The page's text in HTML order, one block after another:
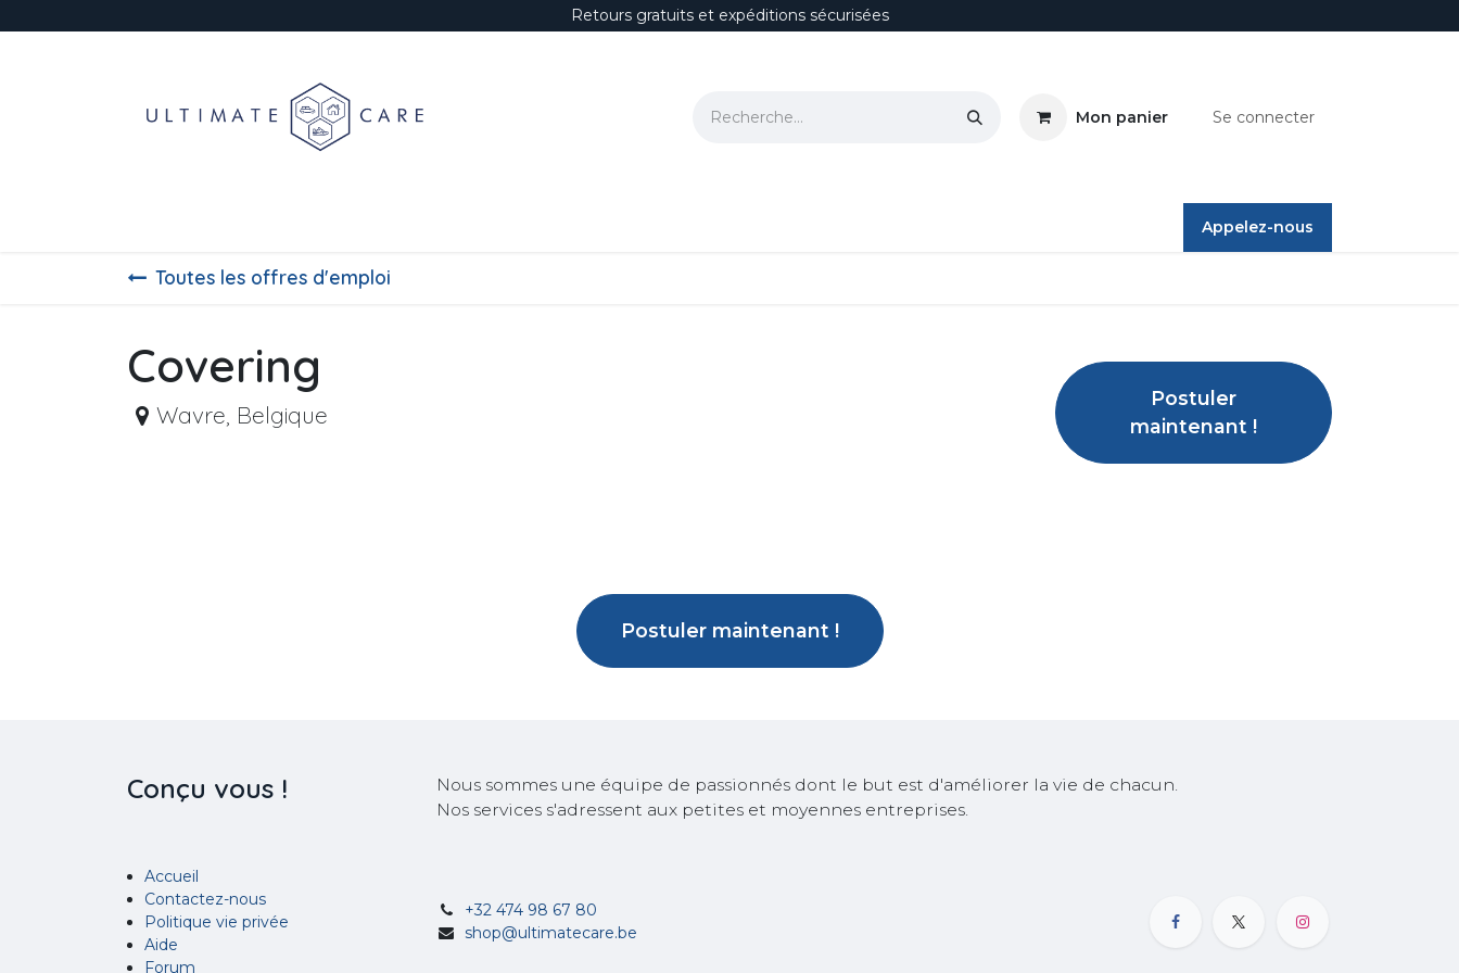
Retours gratuits et expéditions sécurisées
Mon panier Se connecter
Appelez-nous
Toutes les offres d'emploi
Covering
Wavre Belgique
Postuler
maintenant !
Postuler maintenant !
Conçu vous !
Nous sommes une équipe de passionnés dont le but est d'améliorer la vie de chacun.
Nos services s'adressent aux petites et moyennes entreprises.
Accueil
Contactez-nous
Politique vie privée
Aide
Forum
+32 474 98 67 80
shop@ultimatecare.be